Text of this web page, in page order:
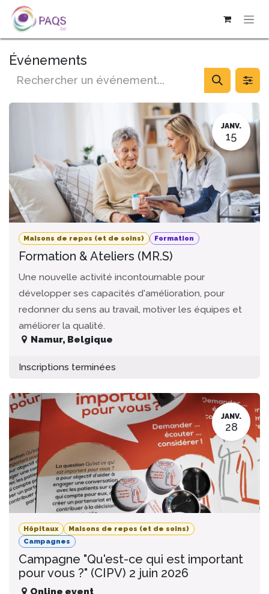
SE RENDRE AU CONTENU
Événements
JANV.
15
Maisons de repos (et de soins) Formation
Formation & Ateliers (MR.S)
Une nouvelle activité incontournable pour
développer ses capacités d'amélioration, pour
redonner du sens au travail, motiver les équipes et
améliorer la qualité.
Namur, Belgique
Inscriptions terminées
JANV.
28
Hôpitaux
Maisons de repos (et de soins)
Campagnes
Campagne "Qu'est-ce qui est important
pour vous ?" (CIPV) 2 juin 2026
Online event